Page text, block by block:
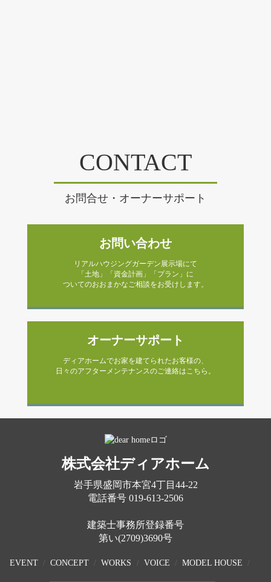
CONTACT
お問合せ・オーナーサポート
お問い合わせ
リアルハウジングガーデン展示場にて
「土地」「資金計画」「プラン」に
ついてのおおまかなご相談をお受けします。
オーナーサポート
ディアホームでお家を建てられたお客様の、
日々のアフターメンテナンスのご連絡はこちら。
株式会社ディアホーム
岩手県盛岡市本宮4丁目44-22
電話番号 019-613-2506
建築士事務所登録番号
第い(2709)3690号
EVENT CONCEPT WORKS VOICE MODEL HOUSE